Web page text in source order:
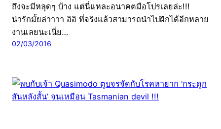
ถึงจะมีหลุดๆ บ้าง แต่นี่แหละอนาคตมือโปรเลยล่ะ!!!
น่ารักมั้ยล่าาาา อิอิ ที่จริงแล้วสามารถนำไปฝึกได้อีกหลาย
งานเลยนะเนี่ย…
02/03/2016